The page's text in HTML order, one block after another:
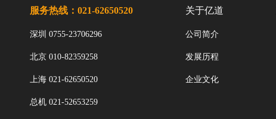
服务热线：021-62650520
深圳 0755-23706296
北京 010-82359258
上海 021-62650520
总机 021-52653259
关于亿道
公司简介
发展历程
企业文化